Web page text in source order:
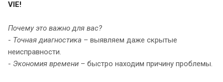
VIE!
Почему это важно для вас?
- Точная диагностика – выявляем даже скрытые
неисправности.
- Экономия времени – быстро находим причину проблемы.